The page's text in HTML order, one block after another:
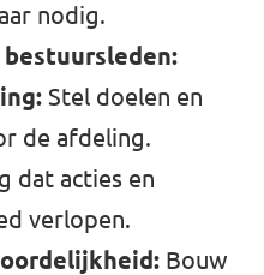
nodig.
bestuursleden:
Stel doelen en
de afdeling.
dat acties en
verlopen.
Bouw